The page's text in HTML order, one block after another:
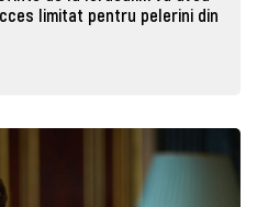
limitat pentru pelerini din